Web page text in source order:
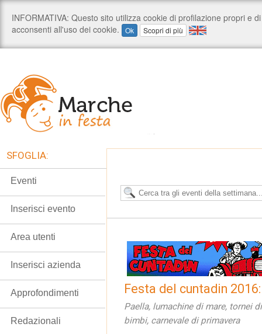
Festa del cuntadin
Paella, lumachine di mare, tornei
bimbi, carnevale di primavera
SFOGLIA:
Eventi
Inserisci evento
Area utenti
Inserisci azienda
Approfondimenti
Redazionali